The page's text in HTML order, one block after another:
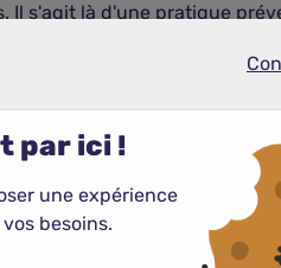
Il s'agit là d'une pratique
desfrais vétérinaires,
entre coût et
favorise la collaboration
par ici !
une expérience
besoins.